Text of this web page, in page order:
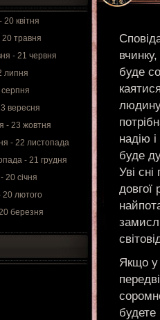
квітня
20 травня
- 21 червня
липня
вересня
- 23 жовтня
- 22 листопада
- 21 грудня
20 січня
20 лютого
березня
буде
надію
буде
Уві
довгої
Якщо у